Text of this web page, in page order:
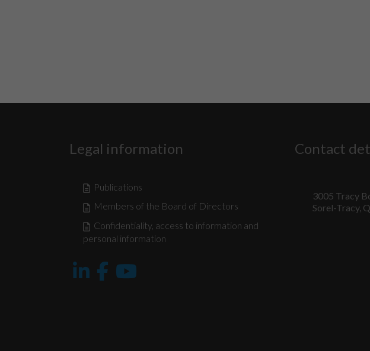
Legal information
Publications
Members of the Board of Directors
Confidentiality, access to information and
personal information
Contact
3005 Tracy
Sorel-Tracy,